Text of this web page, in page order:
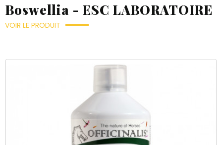
Boswellia - ESC LABORATOIRE
VOIR LE PRODUIT